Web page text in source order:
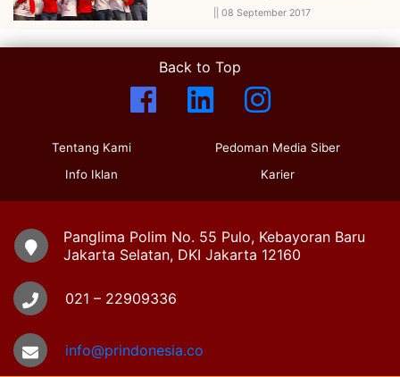
08 September 2017
Back to Top
Tentang Kami
Info Iklan
Pedoman Media Siber
Karier
Panglima Polim No. 55 Pulo, Kebayoran Baru
Jakarta Selatan, DKI Jakarta 12160
021 – 22909336
info@prindonesia.co